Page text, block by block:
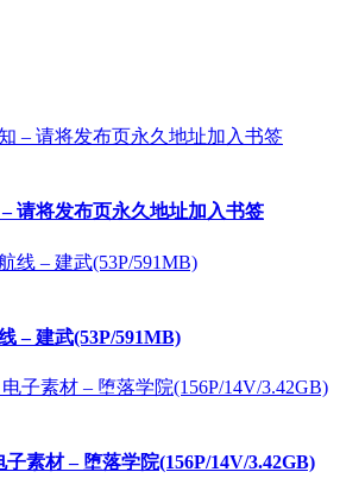
请将发布页永久地址加入书签
– 建武(53P/591MB)
子素材 – 堕落学院(156P/14V/3.42GB)